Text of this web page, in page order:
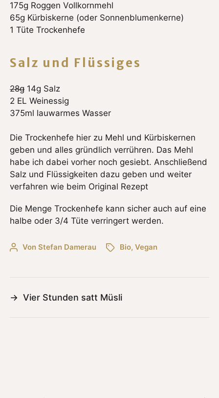
175g Roggen Vollkornmehl
65g Kürbiskerne (oder Sonnenblumenkerne)
1 Tüte Trockenhefe
Salz und Flüssiges
28g 14g Salz
2 EL Weinessig
375ml lauwarmes Wasser
Die Trockenhefe hier zu Mehl und Kürbiskernen
geben und alles gründlich verrühren. Das Mehl
habe ich dabei vorher noch gesiebt. Anschließend
Salz und Flüssigkeiten dazu geben und weiter
verfahren wie beim Original Rezept
Die Menge Trockenhefe kann sicher auch auf eine
halbe oder 3/4 Tüte verringert werden.
Von Stefan Damerau Bio, Vegan
→ Vier Stunden satt Müsli